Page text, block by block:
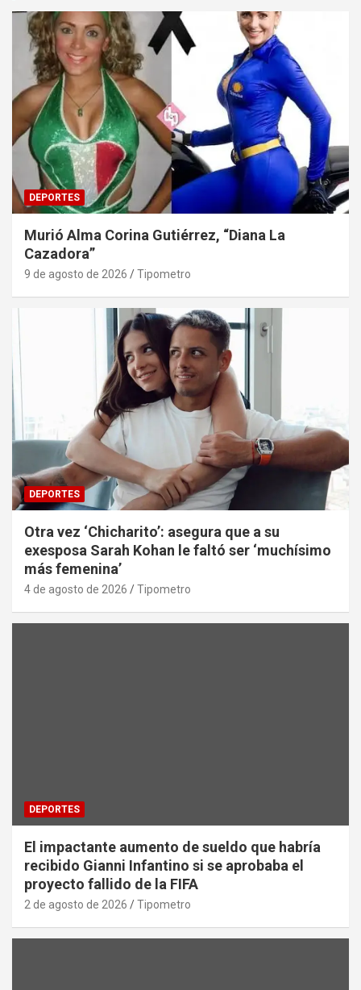
DEPORTES
Murió Alma Corina Gutiérrez, “Diana La
Cazadora”
9 de agosto de 2026 Tipometro
DEPORTES
Otra vez ‘Chicharito’: asegura que a su
exesposa Sarah Kohan le faltó ser ‘muchísimo
más femenina’
4 de agosto de 2026 Tipometro
DEPORTES
El impactante aumento de sueldo que habría
recibido Gianni Infantino si se aprobaba el
proyecto fallido de la FIFA
2 de agosto de 2026 Tipometro